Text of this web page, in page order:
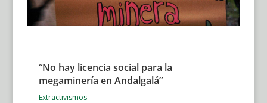
“No hay licencia social para la
megaminería en Andalgalá”
Extractivismos